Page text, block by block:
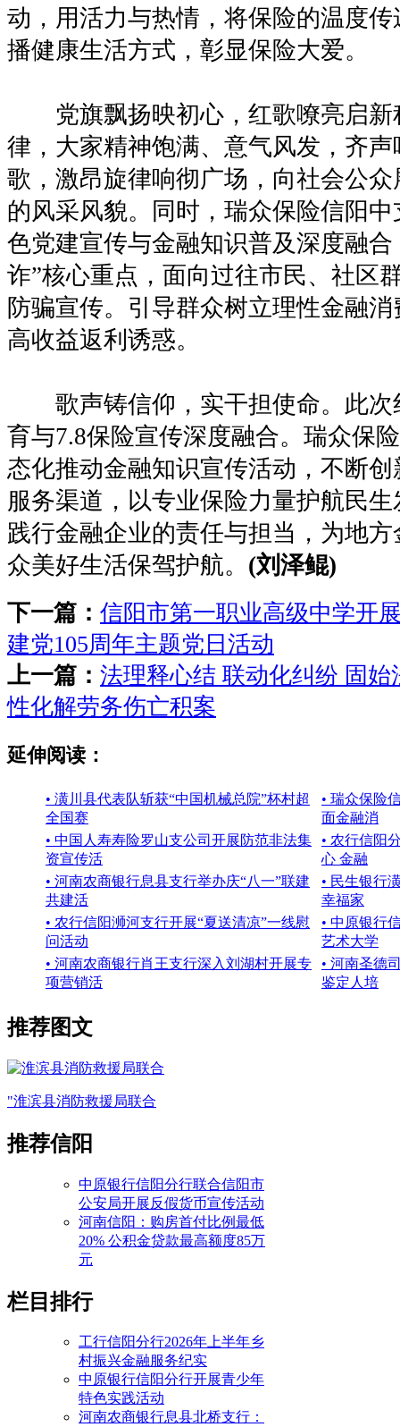
动，用活力与热情，将保险的温度
播健康生活方式，彰显保险大爱。
党旗飘扬映初心，红歌嘹亮启新
律，大家精神饱满、意气风发，齐
歌，激昂旋律响彻广场，向社会公
的风采风貌。同时，瑞众保险信阳
色党建宣传与金融知识普及深度融合
诈”核心重点，面向过往市民、社区
防骗宣传。引导群众树立理性金融
高收益返利诱惑。
歌声铸信仰，实干担使命。此次
育与7.8保险宣传深度融合。瑞众保
态化推动金融知识宣传活动，不断
服务渠道，以专业保险力量护航民
践行金融企业的责任与担当，为地
众美好生活保驾护航。 (刘泽鲲)
下一篇： 信阳市第一职业高级中学开
建党105周年主题党日活动
上一篇： 法理释心结 联动化纠纷 固
性化解劳务伤亡积案
延伸阅读：
• 潢川县代表队斩获“中国机械总院”杯村超
全国赛
• 瑞众保险
面金融消
• 中国人寿寿险罗山支公司开展防范非法集
资宣传活
• 农行信阳
心 金融
• 河南农商银行息县支行举办庆“八一”联建
共建活
• 民生银行
幸福家
• 农行信阳浉河支行开展“夏送清凉”一线慰
问活动
• 中原银行
艺术大学
• 河南农商银行肖王支行深入刘湖村开展专
项营销活
• 河南圣德
鉴定人培
推荐图文
"淮滨县消防救援局联合
推荐信阳
中原银行信阳分行联合信阳市
公安局开展反假货币宣传活动
河南信阳：购房首付比例最低
20% 公积金贷款最高额度85万
元
栏目排行
工行信阳分行2026年上半年乡
村振兴金融服务纪实
中原银行信阳分行开展青少年
特色实践活动
河南农商银行息县北桥支行：